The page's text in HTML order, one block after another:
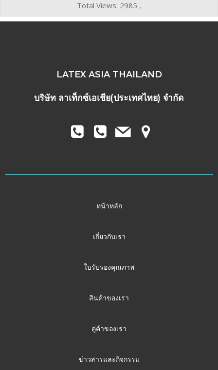
Total Views: 2985 ,
LATEX ASIA THAILAND
บริษัท ลาเท็กซ์เอเชีย(ประเทศไทย) จำกัด
หน้าหลัก
เกี่ยวกับเรา
ใบรับรองคุณภาพ
สินค้าของเรา
คู่ค้าของเรา
ข่าวสารและกิจกรรม